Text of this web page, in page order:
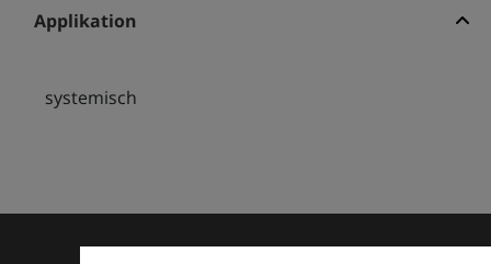
Applikation
systemisch